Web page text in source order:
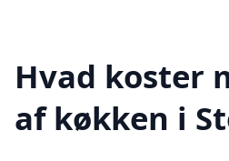
Hvad koster
af køkken i